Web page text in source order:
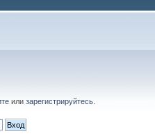
или зарегистрируйтесь.